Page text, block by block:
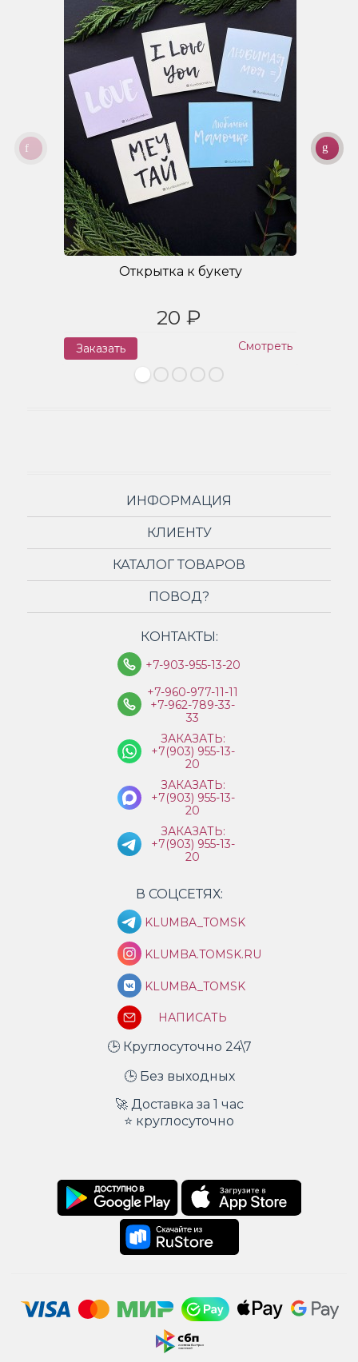
Открытка к букету
20 ₽
Заказать Смотреть
ИНФОРМАЦИЯ
КЛИЕНТУ
КАТАЛОГ ТОВАРОВ
ПОВОД?
КОНТАКТЫ:
+7-903-955-13-20
+7-960-977-11-11
+7-962-789-33-
33
ЗАКАЗАТЬ:
+7(903) 955-13-
20
ЗАКАЗАТЬ:
+7(903) 955-13-
20
ЗАКАЗАТЬ:
+7(903) 955-13-
20
В СОЦСЕТЯХ:
KLUMBA_TOMSK
KLUMBA.TOMSK.RU
KLUMBA_TOMSK
НАПИСАТЬ
🕒 Круглосуточно 24\7
🕒 Без выходных
🚀 Доставка за 1 час
⭐ круглосуточно